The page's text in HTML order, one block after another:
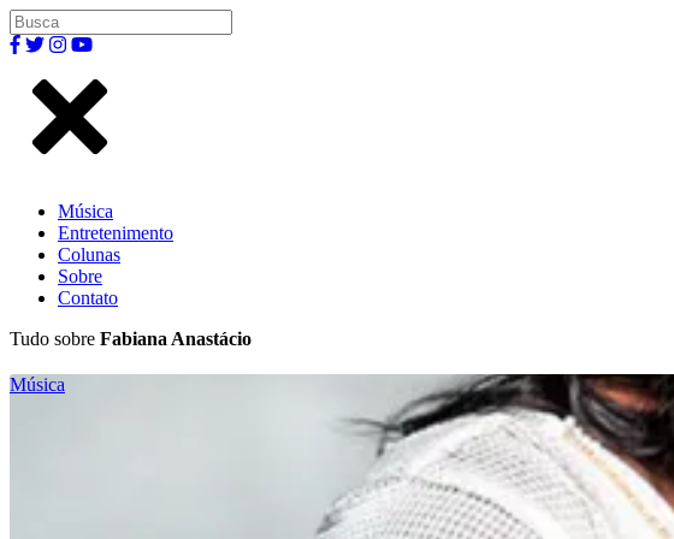
Música
Entretenimento
Colunas
Sobre
Contato
Tudo sobre Fabiana Anastácio
Música